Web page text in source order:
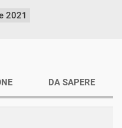
2021
DA SAPERE